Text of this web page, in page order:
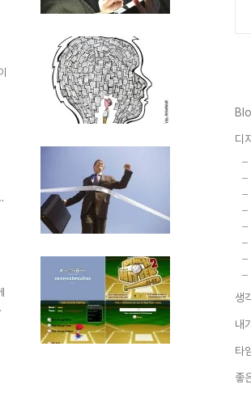
디
생
내
타
좋